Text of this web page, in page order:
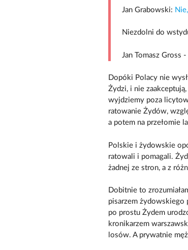
Jan Grabowski:
Niezdolni do
Jan Tomasz Gross -
Dopóki Polacy nie
Żydzi, i nie
wyjdziemy poza
ratowanie Żydów,
a potem na przełomie
Polskie i żydowskie
ratowali i pomagali.
żadnej ze stron, a z
Dobitnie to
pisarzem żydowskiego
po prostu Żydem
kronikarzem
losów. A prywatnie